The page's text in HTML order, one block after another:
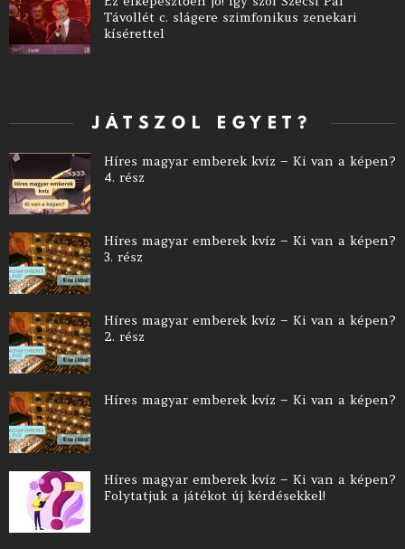
Távollét c. slágere szimfonikus zenekari
kísérettel
JÁTSZOL EGYET?
Híres magyar emberek kvíz – Ki van a képen?
4. rész
Híres magyar emberek kvíz – Ki van a képen?
3. rész
Híres magyar emberek kvíz – Ki van a képen?
2. rész
Híres magyar emberek kvíz – Ki van a képen?
Híres magyar emberek kvíz – Ki van a képen?
Folytatjuk a játékot új kérdésekkel!